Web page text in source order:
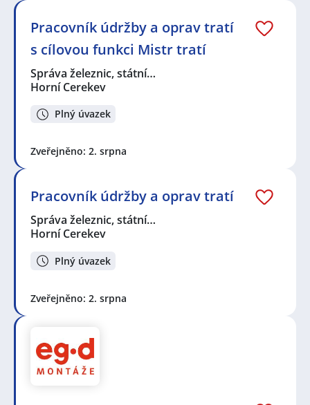
Pracovník údržby a oprav tratí
s cílovou funkci Mistr tratí
Správa železnic, státní…
Horní Cerekev
Plný úvazek
Zveřejněno: 2. srpna
Pracovník údržby a oprav tratí
Správa železnic, státní…
Horní Cerekev
Plný úvazek
Zveřejněno: 2. srpna